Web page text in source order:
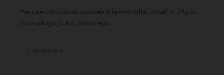
Peruseläinlääkäripalvelut lemmikille läheltä. Myös
ilta-aikoja ja kotikäyntejä.